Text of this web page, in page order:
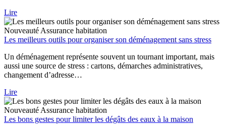
Lire
Nouveauté Assurance habitation
Les meilleurs outils pour organiser son déménagement sans stress
Un déménagement représente souvent un tournant important, mais
aussi une source de stress : cartons, démarches administratives,
changement d’adresse…
Lire
Nouveauté Assurance habitation
Les bons gestes pour limiter les dégâts des eaux à la maison